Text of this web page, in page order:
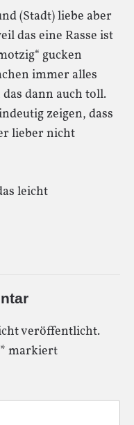
(Stadt) liebe aber
das eine Rasse ist
gucken
immer alles
dann auch toll.
zeigen, dass
lieber nicht
leicht
veröffentlicht.
* markiert